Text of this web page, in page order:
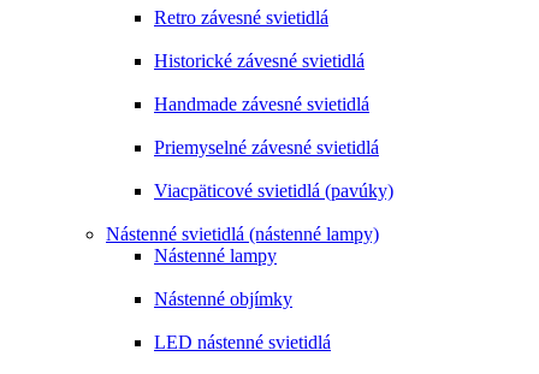
Retro závesné svietidlá
Historické závesné svietidlá
Handmade závesné svietidlá
Priemyselné závesné svietidlá
Viacpäticové svietidlá (pavúky)
Nástenné svietidlá (nástenné lampy)
Nástenné lampy
Nástenné objímky
LED nástenné svietidlá